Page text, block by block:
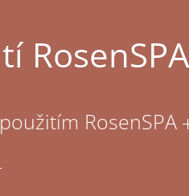
RosenSPA
RosenSPA